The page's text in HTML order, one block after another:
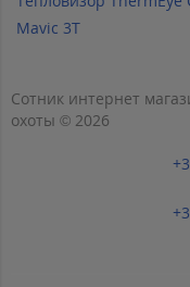
Mavic 3T
Сотник интернет
охоты © 2026